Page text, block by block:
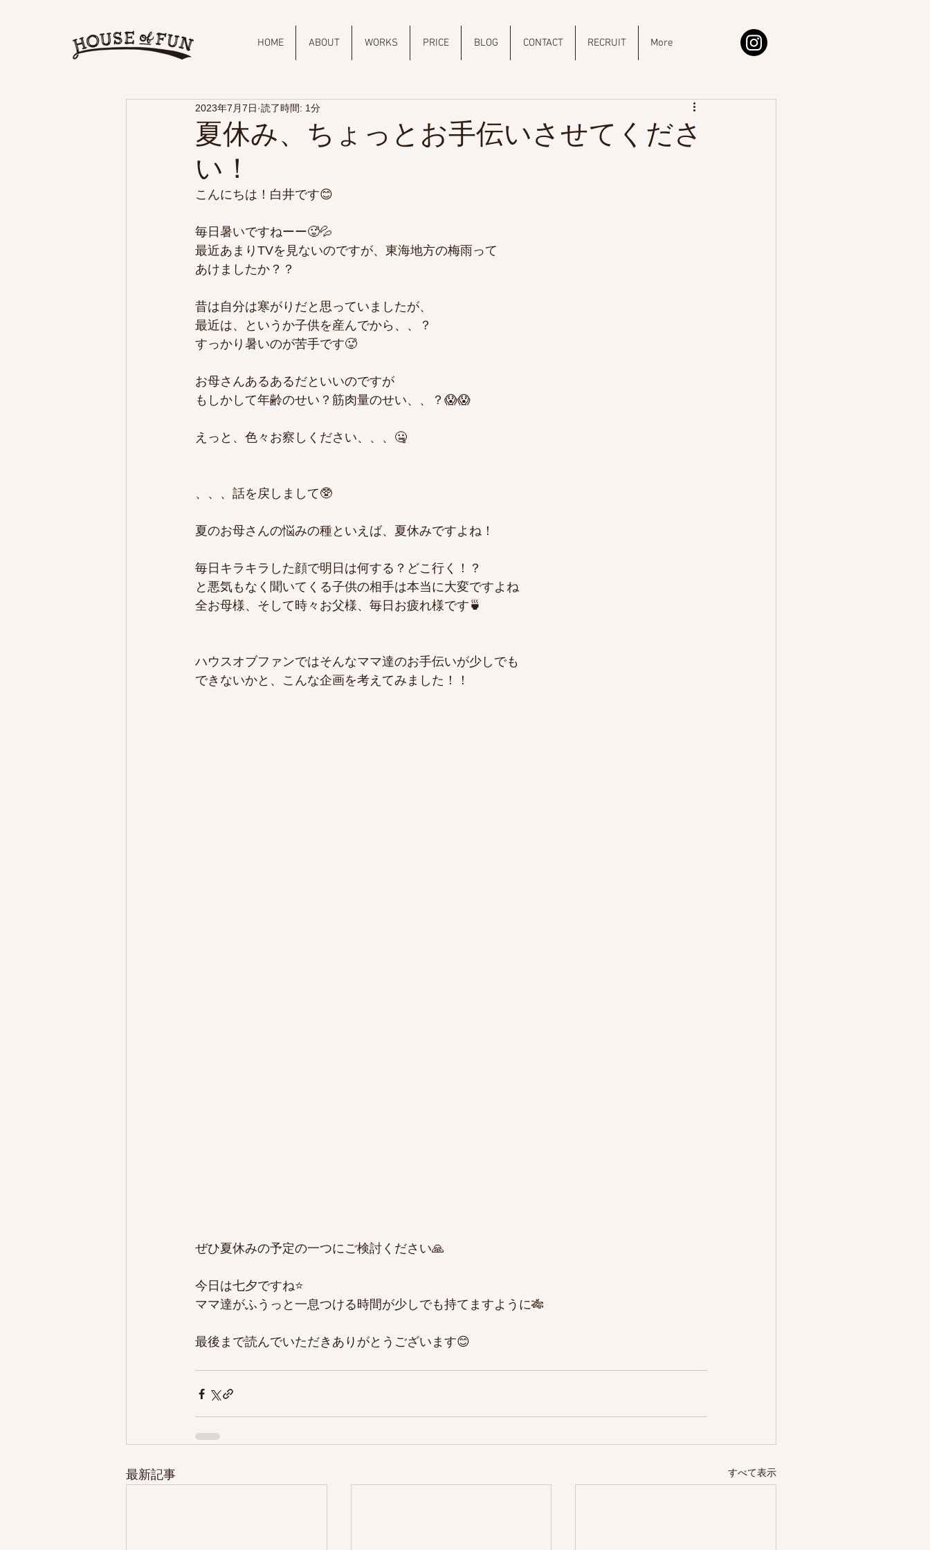
HOME ABOUT WORKS PRICE BLOG CONTACT RECRUIT More
夏休み、ちょっとお手伝いさせてくださ
い！
2023年7月7日 読了時間: 1分
こんにちは！白井です😊
毎日暑いですねーー🥵💦
最近あまりTVを見ないのですが、東海地方の梅雨って
あけましたか？？
昔は自分は寒がりだと思っていましたが、
最近は、というか子供を産んでから、、？
すっかり暑いのが苦手です🥵
お母さんあるあるだといいのですが
もしかして年齢のせい？筋肉量のせい、、？😱😱
えっと、色々お察しください、、、🤐
、、、話を戻しまして🥸
夏のお母さんの悩みの種といえば、夏休みですよね！
毎日キラキラした顔で明日は何する？どこ行く！？
と悪気もなく聞いてくる子供の相手は本当に大変ですよね
全お母様、そして時々お父様、毎日お疲れ様です🍵
ハウスオブファンではそんなママ達のお手伝いが少しでも
できないかと、こんな企画を考えてみました！！
ぜひ夏休みの予定の一つにご検討ください🙏
今日は七夕ですね⭐️
ママ達がふうっと一息つける時間が少しでも持てますように🎋
最後まで読んでいただきありがとうございます😊
最新記事 すべて表示